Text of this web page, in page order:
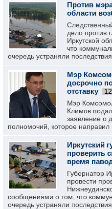
Против
области
дело против
Иркутской
что
очередь устраняли
Мэр
досрочно
отставку
Мэр
Климов
заявление о
полномочий, которое направил
Иркутский
проверить
время
Губернатор
провести
сообщениями о том, что
очередь устраняли